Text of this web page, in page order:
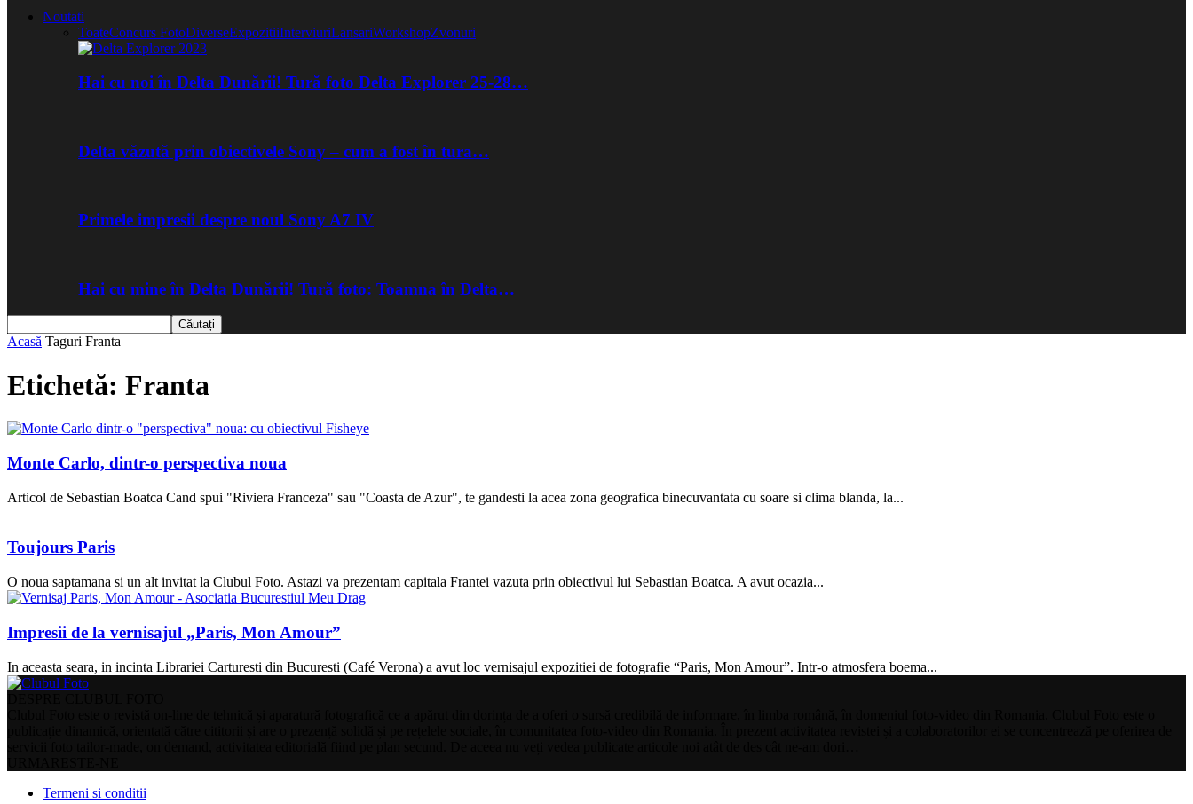
Noutati
ToateConcurs FotoDiverseExpozitiiInterviuriLansariWorkshopZvonuri
Hai cu noi în Delta Dunării! Tură foto Delta Explorer 25-28…
Delta văzută prin obiectivele Sony – cum a fost în tura…
Primele impresii despre noul Sony A7 IV
Hai cu mine în Delta Dunării! Tură foto: Toamna în Delta…
Acasă Taguri Franta
Etichetă: Franta
Monte Carlo, dintr-o perspectiva noua
Articol de Sebastian Boatca Cand spui "Riviera Franceza" sau "Coasta de Azur", te gandesti la acea zona geografica binecuvantata cu soare si clima blanda, la...
Toujours Paris
O noua saptamana si un alt invitat la Clubul Foto. Astazi va prezentam capitala Frantei vazuta prin obiectivul lui Sebastian Boatca. A avut ocazia...
Impresii de la vernisajul „Paris, Mon Amour”
In aceasta seara, in incinta Librariei Carturesti din Bucuresti (Café Verona) a avut loc vernisajul expozitiei de fotografie “Paris, Mon Amour”. Intr-o atmosfera boema...
Termeni si conditii